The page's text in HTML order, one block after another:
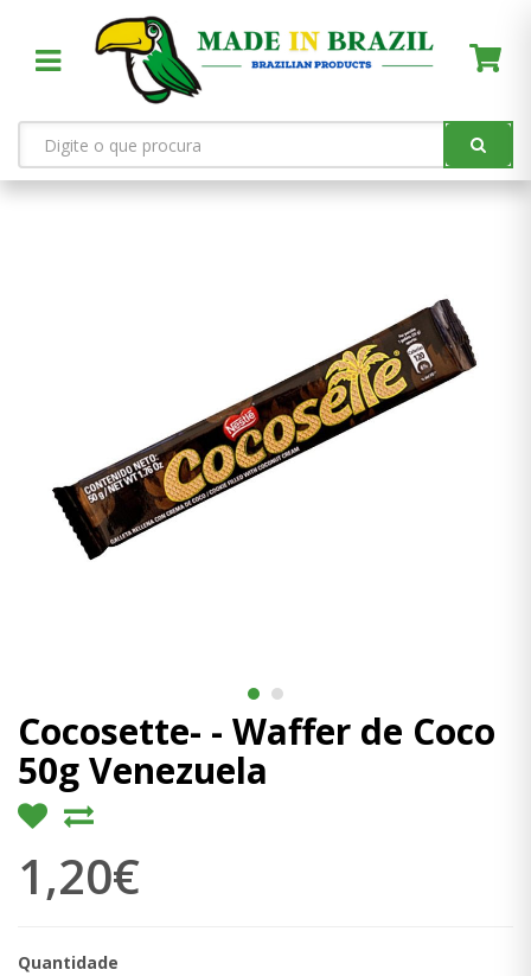
Cocosette- - Waffer de Coco
50g Venezuela
1,20€
Quantidade